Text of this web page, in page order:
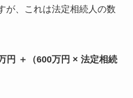
が、これは法定相続人の数
円 ＋（600万円 × 法定相続